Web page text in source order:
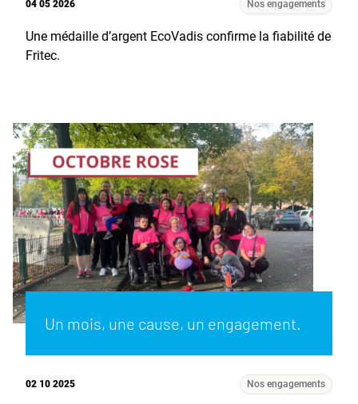
04 05 2026 Nos engagements
Une médaille d’argent EcoVadis confirme la fiabilité de
Fritec.
Un mois, une cause, un engagement.
02 10 2025 Nos engagements